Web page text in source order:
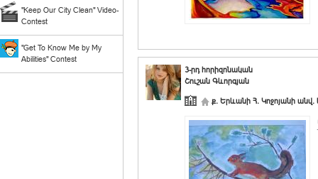
"Keep Our City Clean" Video-
Contest
"Get To Know Me by My
Abilities" Contest
3-րդ հորիզոնական
Շուշան Գևորգյան
ք. Երևանի Հ. Կոջոյանի անվ.